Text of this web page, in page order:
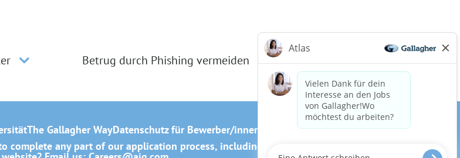
Betrug durch Phishing vermeiden
The Gallagher WayDatenschutz für Bewerber/innen
Cookie-Richtlinie
complete any part of our application process, including the use of this